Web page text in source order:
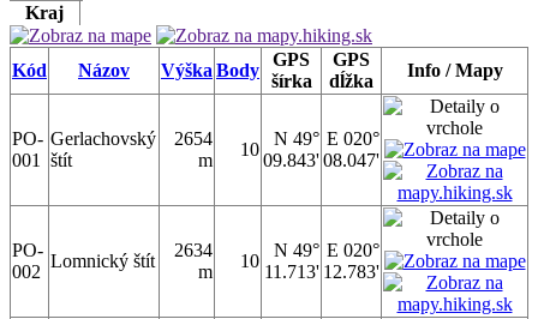
Kraj
Kód Názov Výška Body
GPS
šírka
GPS
dĺžka
Info / Mapy
PO-
001
Gerlachovský
štít
2654
m
10
N 49°
09.843'
E 020°
08.047'
PO-
002
Lomnický štít
2634
m
10
N 49°
11.713'
E 020°
12.783'